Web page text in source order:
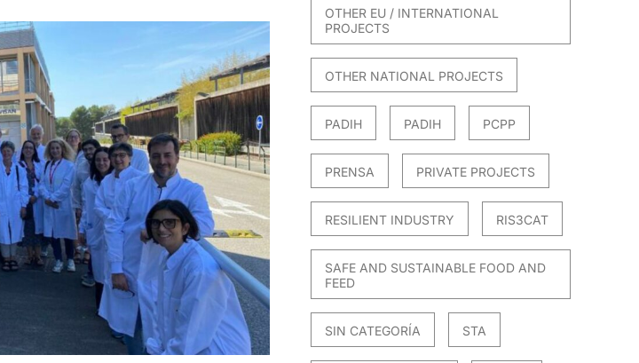
OTHER EU / INTERNATIONAL
PROJECTS
OTHER NATIONAL PROJECTS
PADIH PADIH PCPP
PRENSA PRIVATE PROJECTS
RESILIENT INDUSTRY RIS3CAT
SAFE AND SUSTAINABLE FOOD AND
FEED
SIN CATEGORÍA STA